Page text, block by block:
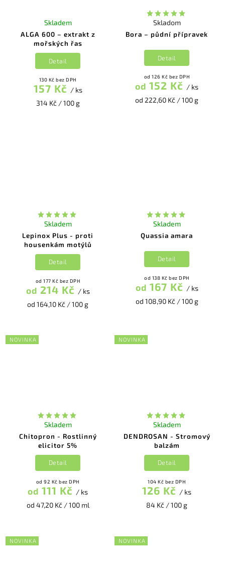
ALGA 600 – extrakt z
mořských řas
Skladem
130 Kč bez DPH
157 Kč / ks
314 Kč / 100 g
Detail
Bora – půdní přípravek
Skladom
od 126 Kč bez DPH
od 152 Kč / ks
od 222,60 Kč / 100 g
Detail
Lepinox Plus - proti
housenkám motýlů
Skladem
od 177 Kč bez DPH
od 214 Kč / ks
od 164,10 Kč / 100 g
Detail
Quassia amara
Skladem
od 138 Kč bez DPH
od 167 Kč / ks
od 108,90 Kč / 100 g
Detail
NOVINKA
Chitopron - Rostlinný
elicitor 5%
Skladem
od 92 Kč bez DPH
od 111 Kč / ks
od 47,20 Kč / 100 ml
Detail
NOVINKA
DENDROSAN - Stromový
balzám
Skladem
104 Kč bez DPH
126 Kč / ks
84 Kč / 100 g
Detail
NOVINKA NOVINKA